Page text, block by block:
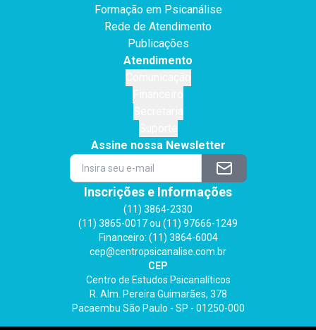
Formação em Psicanálise
Rede de Atendimento
Publicações
Atendimento
Assine nossa Newsletter
Inscrições e Informações
(11) 3864-2330
(11) 3865-0017 ou (11) 97666-1249
Financeiro: (11) 3864-6004
cep@centropsicanalise.com.br
CEP
Centro de Estudos Psicanalíticos
R. Alm. Pereira Guimarães, 378
Pacaembu São Paulo - SP - 01250-000